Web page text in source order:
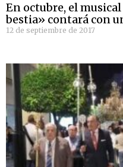
En octubre, el
bestia» contará con
12 de septiembre de 2017